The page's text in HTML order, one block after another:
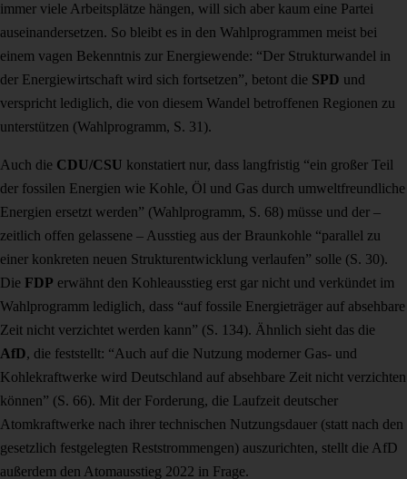
immer viele Arbeitsplätze hängen, will sich aber kaum eine Partei
auseinandersetzen. So bleibt es in den Wahlprogrammen meist bei
einem vagen Bekenntnis zur Energiewende: “Der Strukturwandel in
der Energiewirtschaft wird sich fortsetzen”, betont die SPD und
verspricht lediglich, die von diesem Wandel betroffenen Regionen zu
unterstützen (Wahlprogramm, S. 31).
Auch die CDU/CSU konstatiert nur, dass langfristig “ein großer Teil
der fossilen Energien wie Kohle, Öl und Gas durch umweltfreundliche
Energien ersetzt werden” (Wahlprogramm, S. 68) müsse und der –
zeitlich offen gelassene – Ausstieg aus der Braunkohle “parallel zu
einer konkreten neuen Strukturentwicklung verlaufen” solle (S. 30).
Die FDP erwähnt den Kohleausstieg erst gar nicht und verkündet im
Wahlprogramm lediglich, dass “auf fossile Energieträger auf absehbare
Zeit nicht verzichtet werden kann” (S. 134). Ähnlich sieht das die
AfD, die feststellt: “Auch auf die Nutzung moderner Gas- und
Kohlekraftwerke wird Deutschland auf absehbare Zeit nicht verzichten
können” (S. 66). Mit der Forderung, die Laufzeit deutscher
Atomkraftwerke nach ihrer technischen Nutzungsdauer (statt nach den
gesetzlich festgelegten Reststrommengen) auszurichten, stellt die AfD
außerdem den Atomausstieg 2022 in Frage.